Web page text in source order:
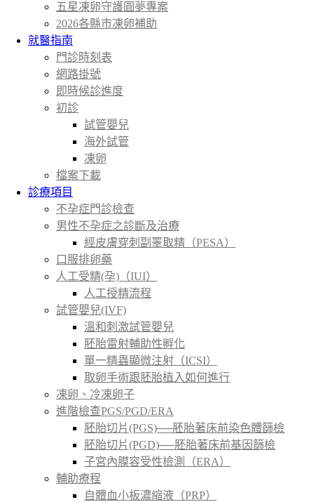
五星凍卵守護圓夢專案
2026各縣市凍卵補助
就醫指南
門診時刻表
網路掛號
即時候診進度
初診
試管嬰兒
海外試管
凍卵
檔案下載
診療項目
不孕症門診檢查
男性不孕症之診斷及治療
經皮膚穿刺副睪取精（PESA）
口服排卵藥
人工受精(孕)（IUI）
人工授精流程
試管嬰兒(IVF)
溫和刺激試管嬰兒
胚胎雷射輔助性孵化
單一精蟲顯微注射（ICSI）
取卵手術跟胚胎植入如何進行
凍卵、冷凍卵子
進階檢查PGS/PGD/ERA
胚胎切片(PGS)──胚胎著床前染色體篩檢
胚胎切片(PGD)──胚胎著床前基因篩檢
子宮內膜容受性檢測（ERA）
輔助療程
自體血小板濃縮液（PRP）